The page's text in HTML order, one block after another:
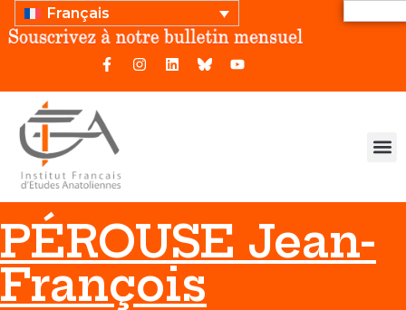
Français
PÉROUSE Jean-
François